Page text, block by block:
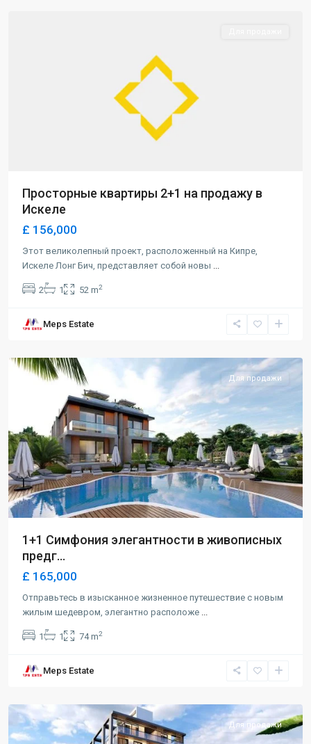
Просторные квартиры 2+1 на продажу в
Искеле
£ 156,000
Этот великолепный проект, расположенный на Кипре,
Искеле Лонг Бич, представляет собой новы
2 1 52 m2
Meps Estate
Alsancak,
Для продажи
1+1 Симфония элегантности в живописных
предг...
£ 165,000
Отправьтесь в изысканное жизненное путешествие с новым
жилым шедевром, элегантно расположе
1 1 74 m2
Meps Estate
Karakum,
Для продажи